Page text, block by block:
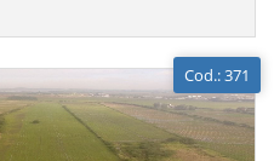
Cod.: 371